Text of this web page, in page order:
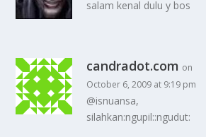
salam kenal dulu y bos
candradot.com on
October 6, 2009 at 9:19 pm
@isnuansa,
silahkan:ngupil::ngudut: